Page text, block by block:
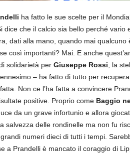
ha fatto le sue scelte per il
dice che il calcio sia bello perché
dati alla mano, quando mai qualcuno
così importanti? Mai. E anche
solidarietà per Giuseppe Rossi , la
– ha fatto di tutto per
fatta. Non ce l’ha fatta a convincere
positive. Proprio come Baggio
da un grave infortunio e allora
salvezza delle rondinelle ma non fu
numeri dieci di tutti i tempi.
a Prandelli è mancato il coraggio di